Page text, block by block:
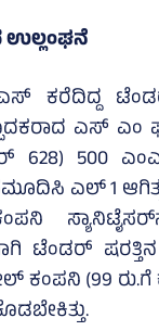
ಉಲ್ಲಂಘನೆ
ಕರೆದಿದ್ದ
ಎಸ್ ಎಂ
500
ಎಲ್ 1
ಟೆಂಡರ್
(99 ರು.ಗೆ